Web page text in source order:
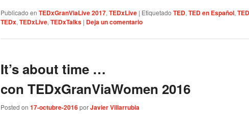
Publicado en TEDxGranViaLive 2017, TEDxLive | Etiquetado TED, TED en Español,
TEDx, TEDxLive, TEDxTalks | Deja un comentario
It’s about time …
con TEDxGranViaWomen 2016
Posted on 17-octubre-2016porJavier Villarrubia